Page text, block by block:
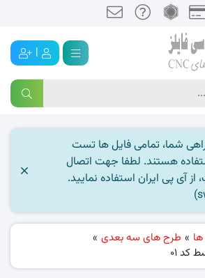
|
شما، تمامی فایل ها تست
هستند. لطفا جهت اتصال
از آی پی ایران استفاده نمایید.
ها » طرح های سه بعدی »
01